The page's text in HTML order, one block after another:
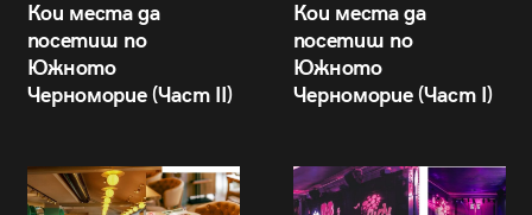
Кои места да
посетиш по
Южното
Черноморие (Част II)
Кои места да
посетиш по
Южното
Черноморие (Част I)